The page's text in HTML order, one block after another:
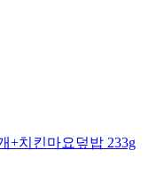
+치킨마요덮밥 233g